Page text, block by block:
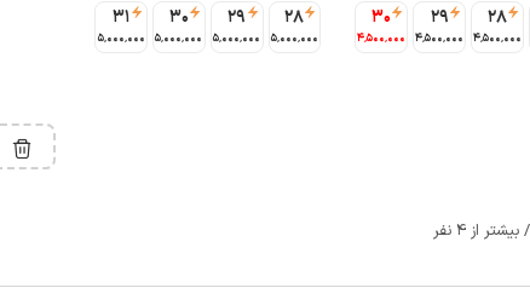
28
4٬500٬000
29
4٬500٬000
30
4٬500٬000
28
5٬000٬000
29
5٬000٬000
30
5٬000٬000
31
5٬000٬000